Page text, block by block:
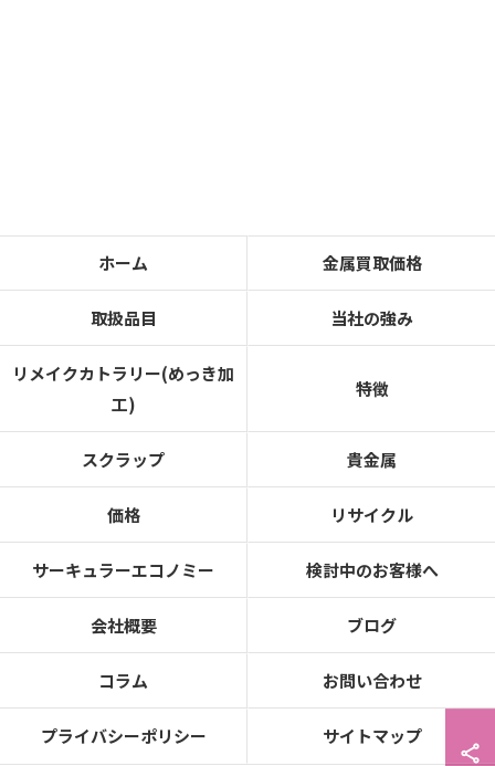
ホーム 金属買取価格
取扱品目 当社の強み
リメイクカトラリー(めっき加
工)
特徴
スクラップ 貴金属
価格 リサイクル
サーキュラーエコノミー 検討中のお客様へ
会社概要 ブログ
コラム お問い合わせ
プライバシーポリシー サイトマップ